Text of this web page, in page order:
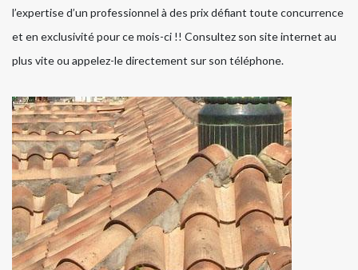
l’expertise d’un professionnel à des prix défiant toute concurrence
et en exclusivité pour ce mois-ci !! Consultez son site internet au
plus vite ou appelez-le directement sur son téléphone.